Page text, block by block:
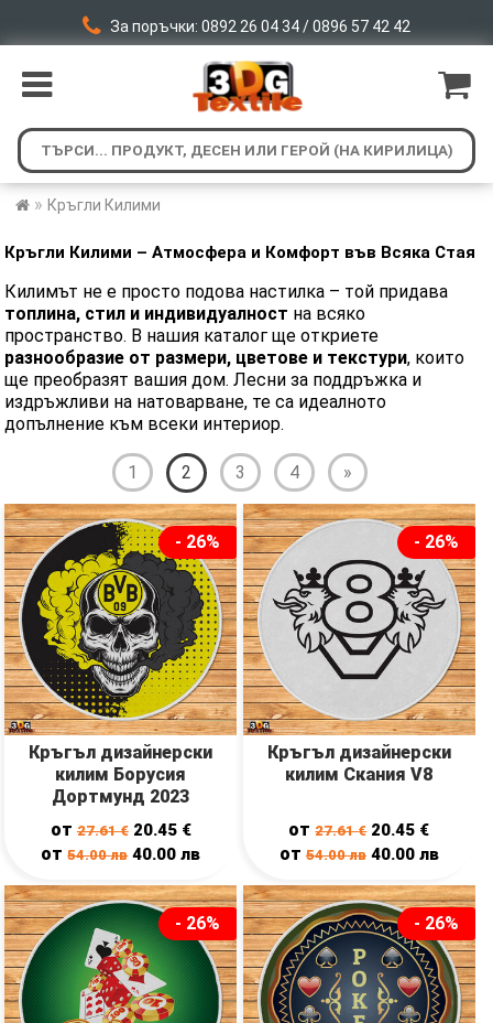
За поръчки: 0892 26 04 34 / 0896 57 42 42
» Кръгли Килими
​Кръгли Килими – Атмосфера и Комфорт във Всяка Стая
Килимът не е просто подова настилка – той придава
топлина, стил и индивидуалност на всяко
пространство. В нашия каталог ще откриете
разнообразие от размери, цветове и текстури, които
ще преобразят вашия дом. Лесни за поддръжка и
издръжливи на натоварване, те са идеалното
допълнение към всеки интериор.
1 2 3 4 »
- 26%
Кръгъл дизайнерски
килим Борусия
Дортмунд 2023
от27.61€ 20.45 €
от54.00лв 40.00лв
- 26%
Кръгъл дизайнерски
килим Скания V8
от27.61€ 20.45 €
от 54.00лв 40.00 лв
- 26% - 26%